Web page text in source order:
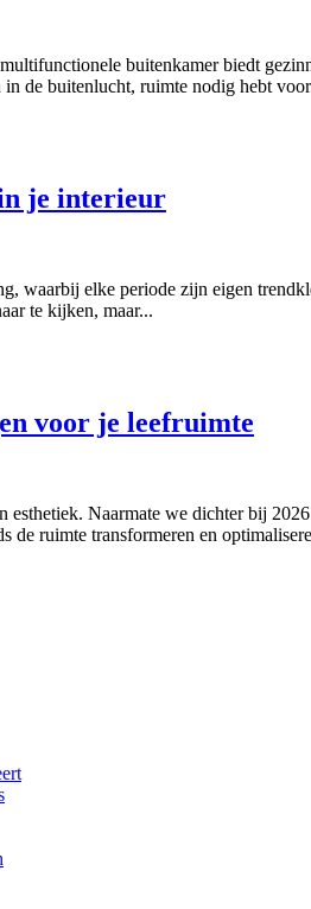
buitenkamer biedt
de buitenlucht, ruimte nodig hebt
je interieur
elke periode zijn eigen
te kijken, maar...
voor je leefruimte
Naarmate we dichter bij
de ruimte transformeren en